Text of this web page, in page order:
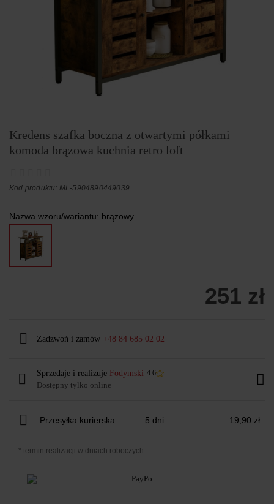
Kredens szafka boczna z otwartymi półkami
komoda brązowa kuchnia retro loft
Kod produktu: ML-5904890449039
Nazwa wzoru/wariantu: brązowy
251 zł
Zadzwoń i zamów +48 84 685 02 02
Sprzedaje i realizuje Fodymski 4.6
Dostępny tylko online
Przesyłka kurierska 5 dni 19,90 zł
* termin realizacji w dniach roboczych